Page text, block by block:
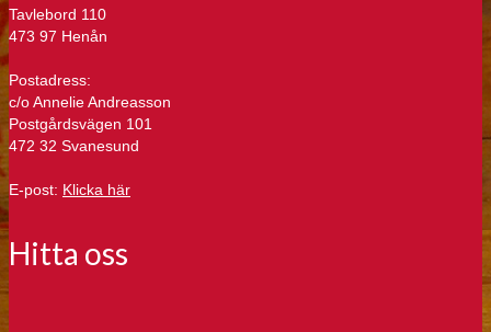
© 2026 Tavlebord AB - WordPress Theme by